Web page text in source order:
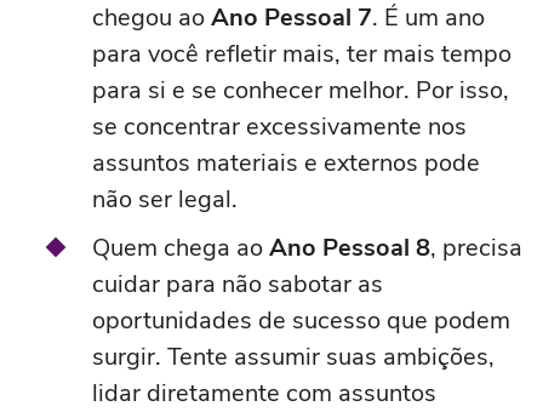
chegou aoAno Pessoal 7. É um ano
para você refletir mais, ter mais tempo
para si e se conhecer melhor. Por isso,
se concentrar excessivamente nos
assuntos materiais e externos pode
não ser legal.
Quem chega aoAno Pessoal 8, precisa
cuidar para não sabotar as
oportunidades de sucesso que podem
surgir. Tente assumir suas ambições,
lidar diretamente com assuntos